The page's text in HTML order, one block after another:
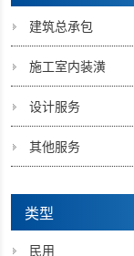
建筑总承包
施工室内装潢
设计服务
其他服务
类型
民用